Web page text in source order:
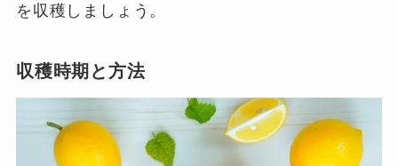
を収穫しましょう。
収穫時期と方法